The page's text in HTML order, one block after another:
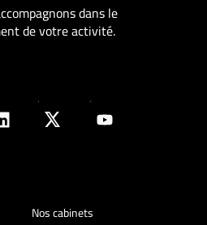
dans le
de votre activité.
Nos cabinets